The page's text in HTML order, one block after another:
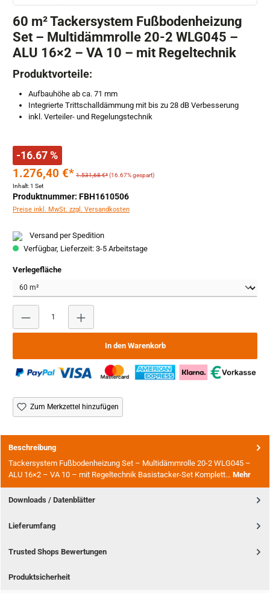
60 m² Tackersystem Fußbodenheizung
Set – Multidämmrolle 20-2 WLG045 –
ALU 16×2 – VA 10 – mit Regeltechnik
Produktvorteile:
Aufbauhöhe ab ca. 71 mm
Integrierte Trittschalldämmung mit bis zu 28 dB Verbesserung
inkl. Verteiler- und Regelungstechnik
-16.67 %
1.276,40 €* 1.531,68 €*(16.67% gespart)
Inhalt:1 Set
Produktnummer: FBH1610506
Preise inkl. MwSt. zzgl. Versandkosten
Versand per Spedition
Verfügbar, Lieferzeit: 3-5 Arbeitstage
Verlegeflächeauswählen
Produkt Anzahl: Gib den gewünschten Wert ein oder
In den Warenkorb
Zum Merkzettel hinzufügen
Beschreibung
Tackersystem Fußbodenheizung Set – Multidämmrolle 20-2 WLG045 –
ALU 16×2 – VA 10 – mit Regeltechnik Basistacker-Set Komplett… Mehr
Downloads / Datenblätter
Lieferumfang
Trusted Shops Bewertungen
Produktsicherheit